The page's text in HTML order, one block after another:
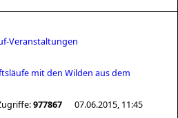
Veranstaltungen
mit den Wilden aus dem
977867 07.06.2015, 11:45